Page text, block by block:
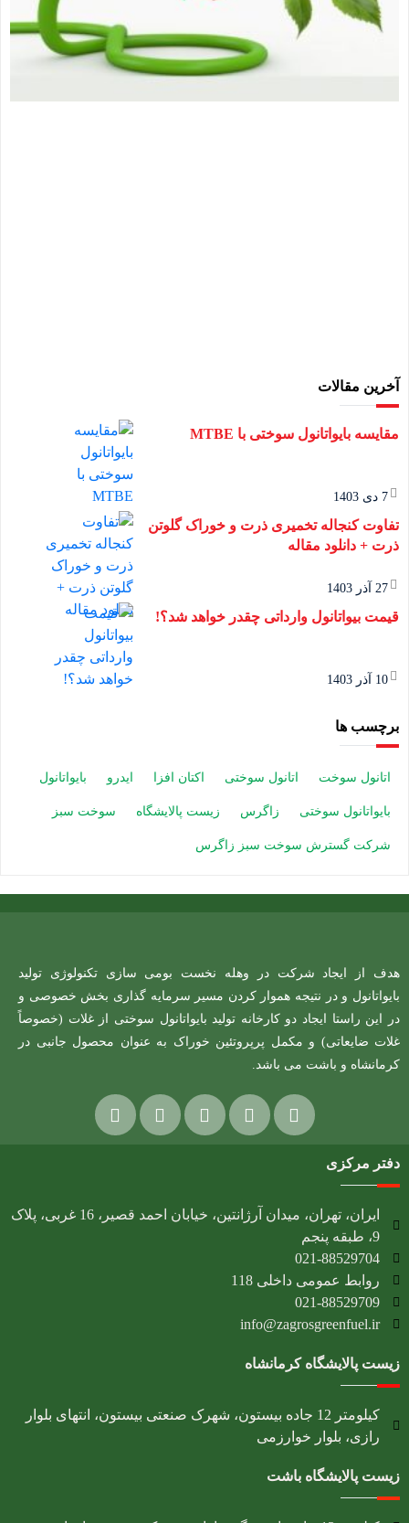
آخرین مقالات
مقایسه بایواتانول سوختی با MTBE
7 دی 1403
تفاوت کنجاله تخمیری ذرت و خوراک گلوتن
ذرت + دانلود مقاله
27 آذر 1403
قیمت بیواتانول وارداتی چقدر خواهد شد؟!
10 آذر 1403
برچسب ها
اتانول سوخت اتانول سوختی اکتان افزا ایدرو بایواتانول
بایواتانول سوختی زاگرس زیست پالایشگاه سوخت سبز
شرکت گسترش سوخت سبز زاگرس
هدف از ایجاد شرکت در وهله نخست بومی سازی تکنولوژی تولید
بایواتانول و در نتیجه هموار کردن مسیر سرمایه گذاری بخش خصوصی و
در این راستا ایجاد دو کارخانه تولید بایواتانول سوختی از غلات (خصوصاً
غلات ضایعاتی) و مکمل پرپروتئین خوراک به عنوان محصول جانبی در
کرمانشاه و باشت می باشد.
دفتر مرکزی
ایران، تهران، میدان آرژانتین، خیابان احمد قصیر، 16 غربی، پلاک
9، طبقه پنجم
021-88529704
روابط عمومی داخلی 118
021-88529709
info@zagrosgreenfuel.ir​
زیست پالایشگاه کرمانشاه
کیلومتر 12 جاده بیستون، شهرک صنعتی بیستون، انتهای بلوار
رازی، بلوار خوارزمی
زیست پالایشگاه باشت